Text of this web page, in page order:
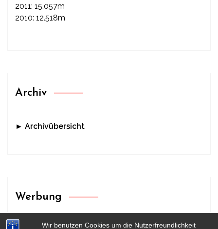
Wir benutzen Cookies um die Nutzerfreundlichkeit
2011: 15.057m
2010: 12.518m
Archiv
► Archivübersicht
Werbung